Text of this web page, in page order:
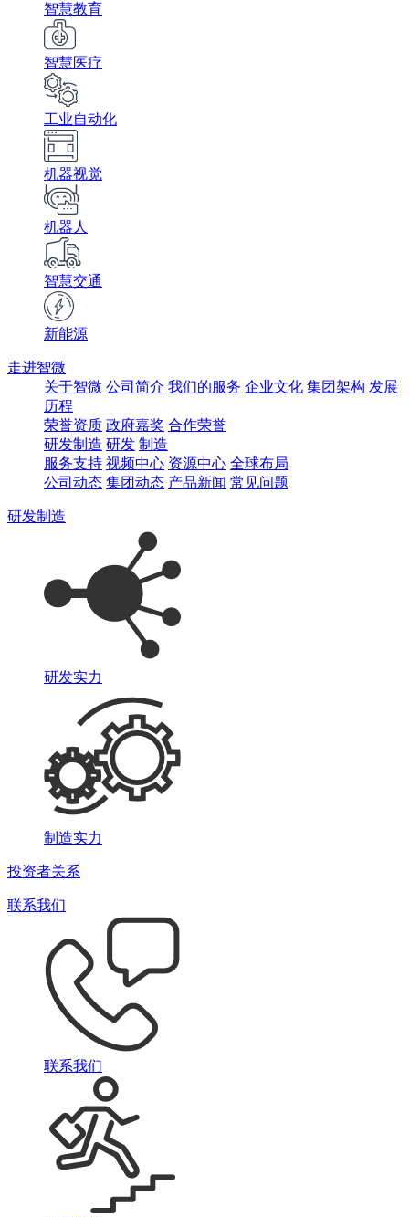
智慧教育
智慧医疗
工业自动化
机器视觉
机器人
智慧交通
新能源
走进智微
关于智微 公司简介 我们的服务 企业文化 集团架构 发展
历程
荣誉资质 政府嘉奖 合作荣誉
研发制造 研发 制造
服务支持 视频中心 资源中心 全球布局
公司动态 集团动态 产品新闻 常见问题
研发制造
研发实力
制造实力
投资者关系
联系我们
联系我们